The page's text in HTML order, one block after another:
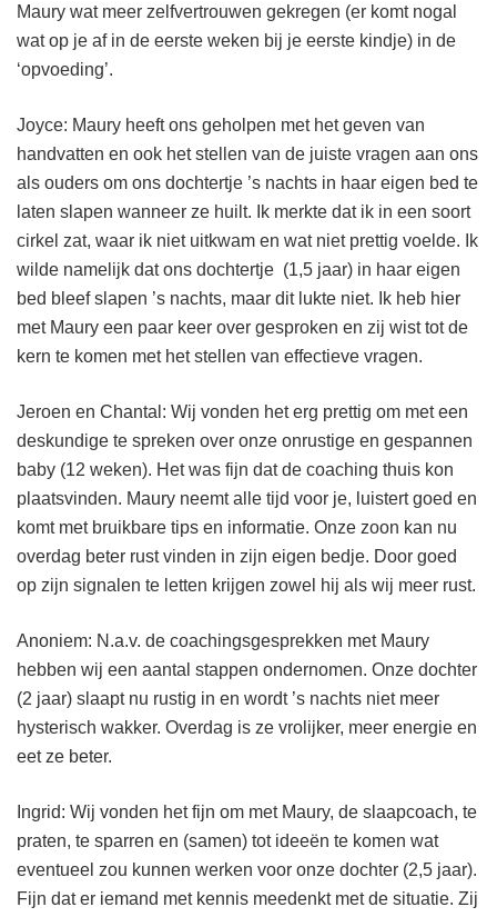
Maury wat meer zelfvertrouwen gekregen (er komt nogal
wat op je af in de eerste weken bij je eerste kindje) in de
‘opvoeding’.
Joyce: Maury heeft ons geholpen met het geven van
handvatten en ook het stellen van de juiste vragen aan ons
als ouders om ons dochtertje ’s nachts in haar eigen bed te
laten slapen wanneer ze huilt. Ik merkte dat ik in een soort
cirkel zat, waar ik niet uitkwam en wat niet prettig voelde. Ik
wilde namelijk dat ons dochtertje (1,5 jaar) in haar eigen
bed bleef slapen ’s nachts, maar dit lukte niet. Ik heb hier
met Maury een paar keer over gesproken en zij wist tot de
kern te komen met het stellen van effectieve vragen.
Jeroen en Chantal: Wij vonden het erg prettig om met een
deskundige te spreken over onze onrustige en gespannen
baby (12 weken). Het was fijn dat de coaching thuis kon
plaatsvinden. Maury neemt alle tijd voor je, luistert goed en
komt met bruikbare tips en informatie. Onze zoon kan nu
overdag beter rust vinden in zijn eigen bedje. Door goed
op zijn signalen te letten krijgen zowel hij als wij meer rust.
Anoniem: N.a.v. de coachingsgesprekken met Maury
hebben wij een aantal stappen ondernomen. Onze dochter
(2 jaar) slaapt nu rustig in en wordt ’s nachts niet meer
hysterisch wakker. Overdag is ze vrolijker, meer energie en
eet ze beter.
Ingrid: Wij vonden het fijn om met Maury, de slaapcoach, te
praten, te sparren en (samen) tot ideeën te komen wat
eventueel zou kunnen werken voor onze dochter (2,5 jaar).
Fijn dat er iemand met kennis meedenkt met de situatie. Zij